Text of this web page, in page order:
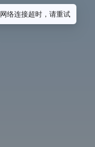
网络连接超时，请重试